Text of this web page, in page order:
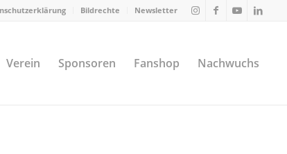
Bildrechte Newsletter
Verein Sponsoren Fanshop Nachwuchs